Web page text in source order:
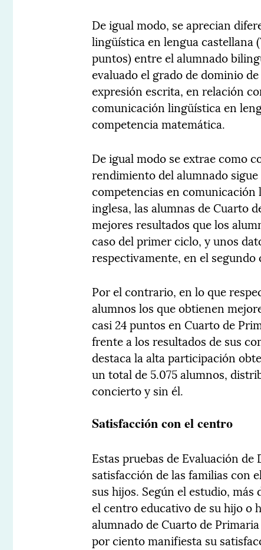
De igual modo, se aprecian
lingüística en lengua castellana
puntos) entre el alumnado
evaluado el grado de dominio
expresión escrita, en relación
comunicación lingüística en
competencia matemática.
De igual modo se extrae como
rendimiento del alumnado
competencias en
inglesa, las alumnas de Cuarto
mejores resultados que los
caso del primer ciclo, y unos
respectivamente, en el segundo
Por el contrario, en lo que
alumnos los que obtienen
casi 24 puntos en Cuarto de
frente a los resultados de sus
destaca la alta participación
un total de 5.075 alumnos,
concierto y sin él.
Satisfacción con el centro
Estas pruebas de Evaluación
satisfacción de las familias con
sus hijos. Según el estudio,
el centro educativo de su hijo o
alumnado de Cuarto de
por ciento manifiesta su